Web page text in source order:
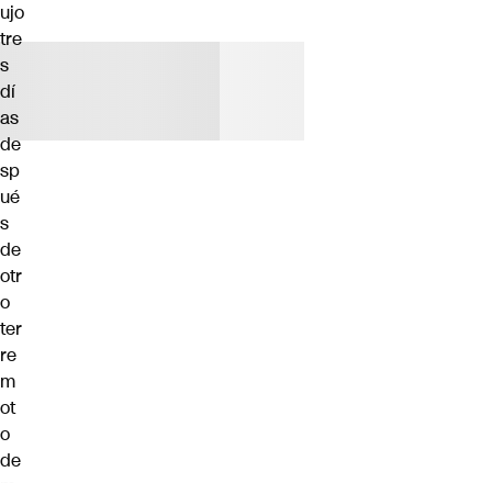
ujo
tre
s
dí
as
de
sp
ué
s
de
otr
o
ter
re
m
ot
o
de